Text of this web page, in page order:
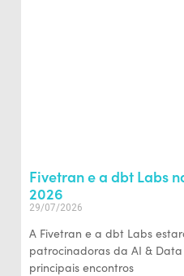
Fivetran e a dbt Labs
2026
29/07/2026
A Fivetran e a dbt Labs
patrocinadoras da AI & Data
principais encontros